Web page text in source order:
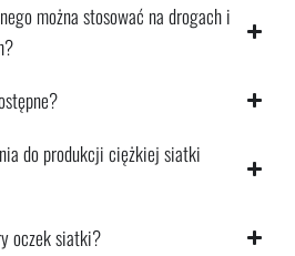
można stosować na drogach i
do produkcji ciężkiej siatki
oczek siatki?